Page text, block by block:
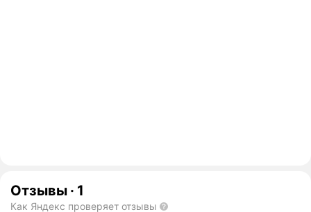
Отзывы · 1
Как Яндекс проверяет отзывы